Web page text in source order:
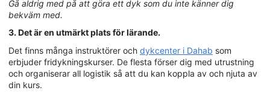
Gå aldrig med på att göra ett dyk som du inte känner dig
bekväm med.
3. Det är en utmärkt plats för lärande.
Det finns många instruktörer och dykcenter i Dahab som
erbjuder fridykningskurser. De flesta förser dig med utrustning
och organiserar all logistik så att du kan koppla av och njuta av
din kurs.